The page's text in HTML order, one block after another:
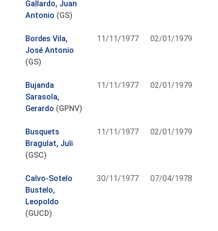
Gallardo, Juan
Antonio (GS)
Bordes Vila,
José Antonio
(GS)
11/11/1977 02/01/1979
Bujanda
Sarasola,
Gerardo (GPNV)
11/11/1977 02/01/1979
Busquets
Bragulat, Juli
(GSC)
11/11/1977 02/01/1979
Calvo-Sotelo
Bustelo,
Leopoldo
(GUCD)
30/11/1977 07/04/1978